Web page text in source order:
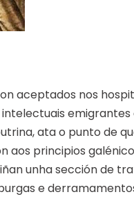
aceptados nos
emigrantes
ata o punto de
aos principios
unha sección de
e